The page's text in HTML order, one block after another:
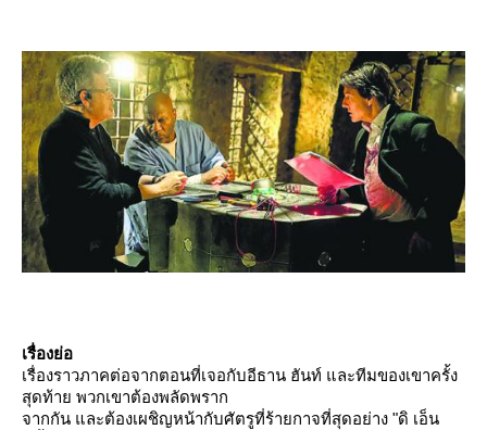
เรื่องย่อ
เรื่องราวภาคต่อจากตอนที่เจอกับอีธาน ฮันท์ และทีมของเขาครั้ง
สุดท้าย พวกเขาต้องพลัดพราก
จากกัน และต้องเผชิญหน้ากับศัตรูที่ร้ายกาจที่สุดอย่าง "ดิ เอ็น